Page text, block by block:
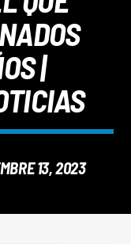
|
13, 2023